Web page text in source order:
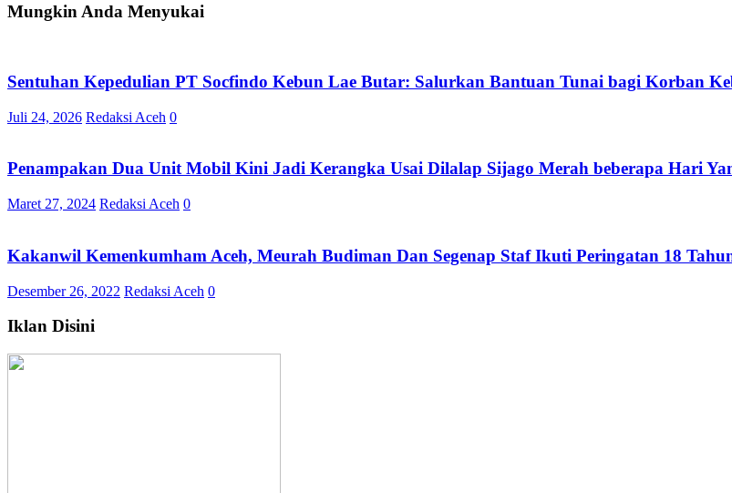
Mungkin Anda Menyukai
Sentuhan Kepedulian PT Socfindo Kebun Lae Butar: Salurkan Bantuan Tunai bagi Korban
Juli 24, 2026 Redaksi Aceh 0
Penampakan Dua Unit Mobil Kini Jadi Kerangka Usai Dilalap Sijago Merah beberapa Hari
Maret 27, 2024 Redaksi Aceh 0
Kakanwil Kemenkumham Aceh, Meurah Budiman Dan Segenap Staf Ikuti Peringatan 18
Desember 26, 2022 Redaksi Aceh 0
Iklan Disini